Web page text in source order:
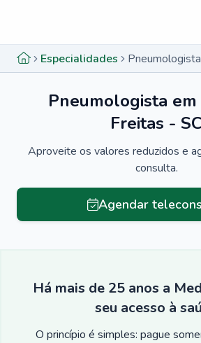
Especialidades
Pneumologista
Freitas - SC
Aproveite os valores reduzidos e
consulta.
Agendar
Há mais de 25 anos a
seu acesso à
O princípio é simples: pague